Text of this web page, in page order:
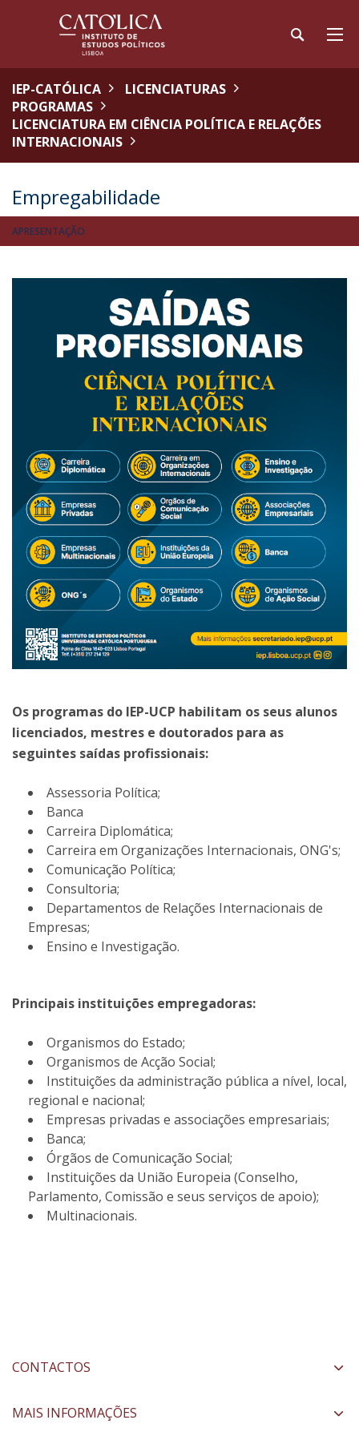
IEP-CATÓLICA
LICENCIATURAS
PROGRAMAS
LICENCIATURA EM CIÊNCIA POLÍTICA E RELAÇÕES
INTERNACIONAIS
Empregabilidade
APRESENTAÇÃO
Os programas do IEP-UCP habilitam os seus alunos
licenciados, mestres e doutorados para as
seguintes saídas profissionais:
Assessoria Política;
Banca
Carreira Diplomática;
Carreira em Organizações Internacionais, ONG's;
Comunicação Política;
Consultoria;
Departamentos de Relações Internacionais de
Empresas;
Ensino e Investigação.
Principais instituições empregadoras:
Organismos do Estado;
Organismos de Acção Social;
Instituições da administração pública a nível, local,
regional e nacional;
Empresas privadas e associações empresariais;
Banca;
Órgãos de Comunicação Social;
Instituições da União Europeia (Conselho,
Parlamento, Comissão e seus serviços de apoio);
Multinacionais.
CONTACTOS
MAIS INFORMAÇÕES